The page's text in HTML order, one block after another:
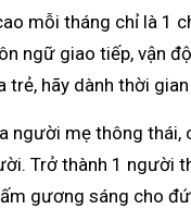
mỗi tháng chỉ là 1
ngữ giao tiếp, vận
trẻ, hãy dành thời
người mẹ thông thái,
Trở thành 1 người
gương sáng cho